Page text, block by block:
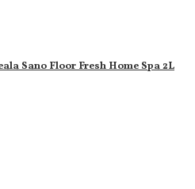
Sano Floor Fresh Home Spa 2L